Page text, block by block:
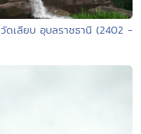
ดเลียบ อุบลราชธานี (2402 -